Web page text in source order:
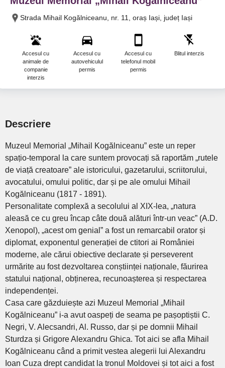
Strada Mihail Kogălniceanu, nr. 11, oraș Iași, județ Iași
Accesul cu
animale de
companie
interzis
Accesul cu
autovehiculul
permis
Accesul cu
telefonul mobil
permis
Blitul interzis
Descriere
Muzeul Memorial „Mihail Kogălniceanu” este un reper
spațio-temporal la care suntem provocați să raportăm „rutele
de viață creatoare” ale istoricului, gazetarului, scriitorului,
avocatului, omului politic, dar și pe ale omului Mihail
Kogălniceanu (1817 - 1891).
Personalitate complexă a secolului al XIX-lea, „natura
aleasă ce cu greu încap câte două alături într-un veac” (A.D.
Xenopol), „acest om genial” a fost un remarcabil orator și
diplomat, exponentul generației de ctitori ai României
moderne, ale cărui obiective declarate și perseverent
urmărite au fost dezvoltarea conștiinței naționale, făurirea
statului național, obținerea, recunoașterea și respectarea
independenței.
Casa care găzduiește azi Muzeul Memorial „Mihail
Kogălniceanu” i-a avut oaspeți de seama pe pașoptiștii C.
Negri, V. Alecsandri, Al. Russo, dar și pe domnii Mihail
Sturdza și Grigore Alexandru Ghica. Tot aici se afla Mihail
Kogălniceanu când a primit vestea alegerii lui Alexandru
Ioan Cuza drept candidat la tronul Moldovei și tot aici a fost